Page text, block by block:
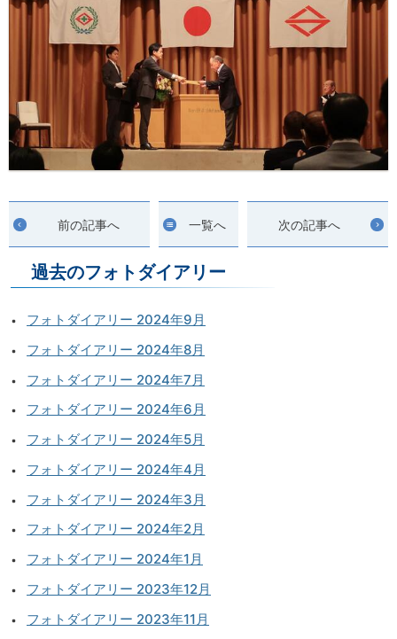
前の記事へ 一覧へ 次の記事へ
過去のフォトダイアリー
フォトダイアリー 2024年9月
フォトダイアリー 2024年8月
フォトダイアリー 2024年7月
フォトダイアリー 2024年6月
フォトダイアリー 2024年5月
フォトダイアリー 2024年4月
フォトダイアリー 2024年3月
フォトダイアリー 2024年2月
フォトダイアリー 2024年1月
フォトダイアリー 2023年12月
フォトダイアリー 2023年11月